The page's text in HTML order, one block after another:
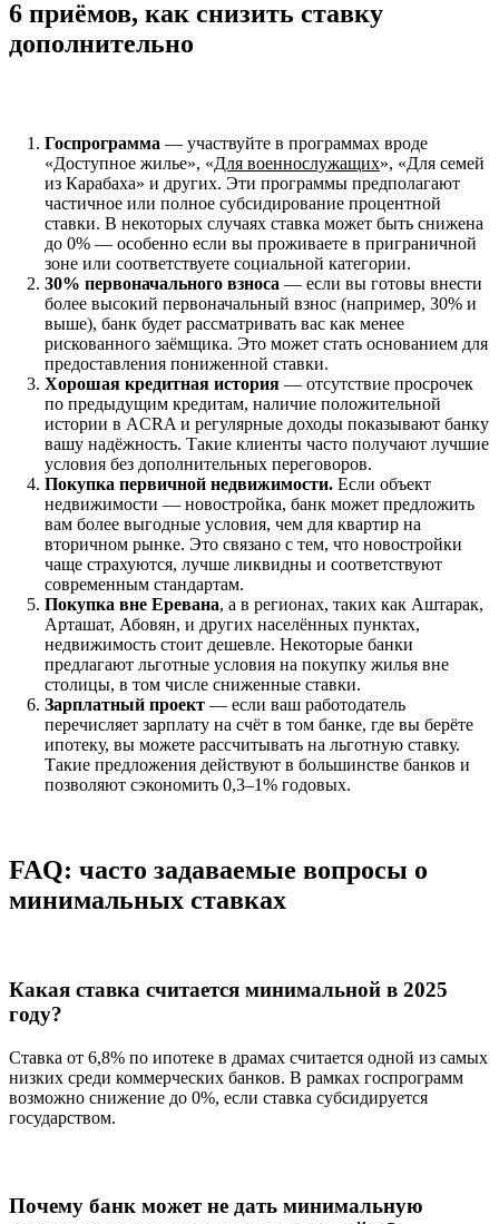
6 приёмов, как снизить ставку
дополнительно
Госпрограмма — участвуйте в программах вроде
«Доступное жилье», «Для военнослужащих», «Для семей
из Карабаха» и других. Эти программы предполагают
частичное или полное субсидирование процентной
ставки. В некоторых случаях ставка может быть снижена
до 0% — особенно если вы проживаете в приграничной
зоне или соответствуете социальной категории.
30% первоначального взноса — если вы готовы внести
более высокий первоначальный взнос (например, 30% и
выше), банк будет рассматривать вас как менее
рискованного заёмщика. Это может стать основанием для
предоставления пониженной ставки.
Хорошая кредитная история — отсутствие просрочек
по предыдущим кредитам, наличие положительной
истории в ACRA и регулярные доходы показывают банку
вашу надёжность. Такие клиенты часто получают лучшие
условия без дополнительных переговоров.
Покупка первичной недвижимости. Если объект
недвижимости — новостройка, банк может предложить
вам более выгодные условия, чем для квартир на
вторичном рынке. Это связано с тем, что новостройки
чаще страхуются, лучше ликвидны и соответствуют
современным стандартам.
Покупка вне Еревана, а в регионах, таких как Аштарак,
Арташат, Абовян, и других населённых пунктах,
недвижимость стоит дешевле. Некоторые банки
предлагают льготные условия на покупку жилья вне
столицы, в том числе сниженные ставки.
Зарплатный проект — если ваш работодатель
перечисляет зарплату на счёт в том банке, где вы берёте
ипотеку, вы можете рассчитывать на льготную ставку.
Такие предложения действуют в большинстве банков и
позволяют сэкономить 0,3–1% годовых.
FAQ: часто задаваемые вопросы о
минимальных ставках
Какая ставка считается минимальной в 2025
году?
Ставка от 6,8% по ипотеке в драмах считается одной из самых
низких среди коммерческих банков. В рамках госпрограмм
возможно снижение до 0%, если ставка субсидируется
государством.
Почему банк может не дать минимальную